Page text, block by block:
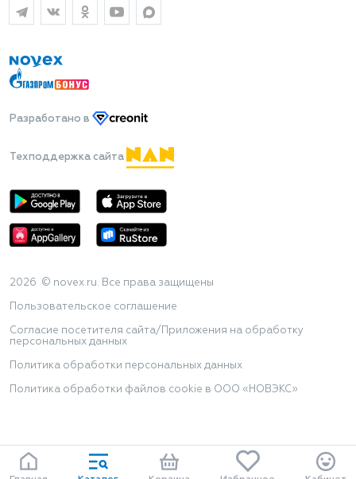
Разработано в
Техподдержка сайта
2026 © novex.ru. Все права защищены
Пользовательское соглашение
Согласие посетителя сайта/Приложения на обработку
персональных данных
Политика обработки персональных данных
Политика обработки файлов cookie в ООО «НОВЭКС»